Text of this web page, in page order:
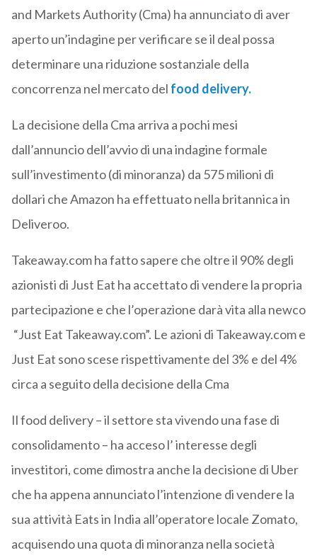
and Markets Authority (Cma) ha annunciato di aver
aperto un’indagine per verificare se il deal possa
determinare una riduzione sostanziale della
concorrenza nel mercato del food delivery.
La decisione della Cma arriva a pochi mesi
dall’annuncio dell’avvio di una indagine formale
sull’investimento (di minoranza) da 575 milioni di
dollari che Amazon ha effettuato nella britannica in
Deliveroo.
Takeaway.com ha fatto sapere che oltre il 90% degli
azionisti di Just Eat ha accettato di vendere la propria
partecipazione e che l’operazione darà vita alla newco
“Just Eat Takeaway.com”. Le azioni di Takeaway.com e
Just Eat sono scese rispettivamente del 3% e del 4%
circa a seguito della decisione della Cma
Il food delivery – il settore sta vivendo una fase di
consolidamento – ha acceso l’ interesse degli
investitori, come dimostra anche la decisione di Uber
che ha appena annunciato l’intenzione di vendere la
sua attività Eats in India all’operatore locale Zomato,
acquisendo una quota di minoranza nella società